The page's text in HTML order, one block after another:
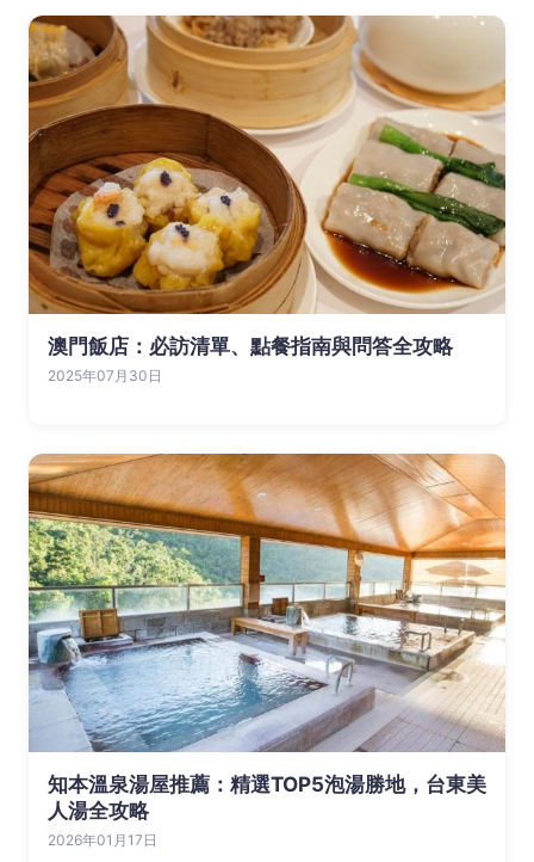
澳門飯店：必訪清單、點餐指南與問答全攻略
2025年07月30日
知本溫泉湯屋推薦：精選TOP5泡湯勝地，台東美
人湯全攻略
2026年01月17日